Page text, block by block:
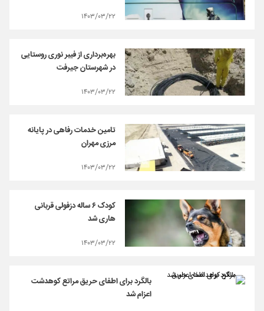
۱۴۰۳/۰۳/۲۲
بهره‌برداری از فیبر نوری روستایی
در شهرستان جیرفت
۱۴۰۳/۰۳/۲۲
تامین خدمات رفاهی در پایانه
مرزی مهران
۱۴۰۳/۰۳/۲۲
کودک ۶ ساله دزفولی قربانی
هاری شد
۱۴۰۳/۰۳/۲۲
بالگرد برای اطفای حریق مراتع کوهدشت
اعزام شد